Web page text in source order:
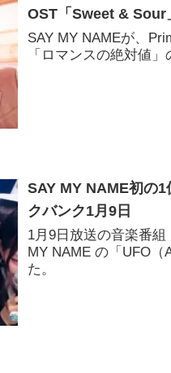
OST「Sweet & Sour
SAY MY NAMEが、
「ロマンスの絶対値
SAY MY NAME初の
クバンク1月9日
1月9日放送の音楽番
MY NAME の「UFO（
た。